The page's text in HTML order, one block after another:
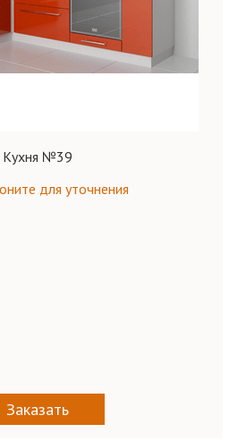
Кухня №39
для уточнения
Заказать